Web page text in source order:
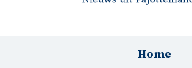
HoofdnavigatieHome